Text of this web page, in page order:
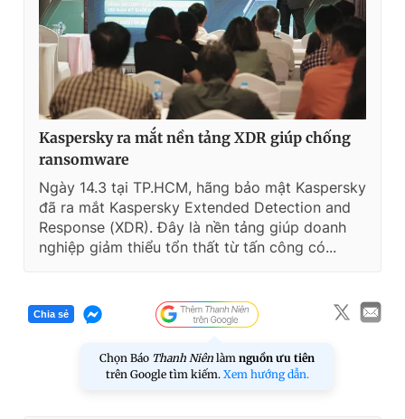
Kaspersky ra mắt nền tảng XDR giúp chống
ransomware
Ngày 14.3 tại TP.HCM, hãng bảo mật Kaspersky
đã ra mắt Kaspersky Extended Detection and
Response (XDR). Đây là nền tảng giúp doanh
nghiệp giảm thiểu tổn thất từ tấn công có...
Chia sẻ
Chọn Báo Thanh Niên làm nguồn ưu tiên
trên Google tìm kiếm. Xem hướng dẫn.